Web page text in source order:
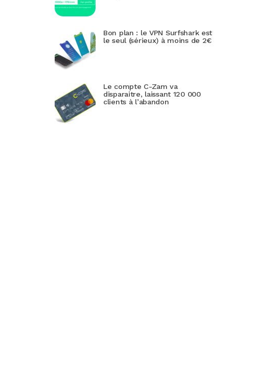
Bon plan : le VPN Surfshark est
le seul (sérieux) à moins de 2€
Le compte C-Zam va
disparaitre, laissant 120 000
clients à l’abandon